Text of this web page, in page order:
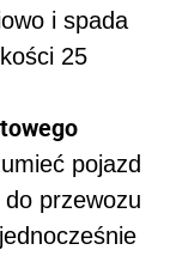
i spada
25
pojazd
przewozu